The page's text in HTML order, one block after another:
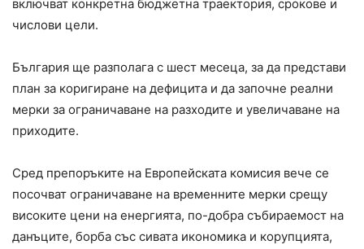
включват конкретна бюджетна траектория, срокове и
числови цели.
България ще разполага с шест месеца, за да представи
план за коригиране на дефицита и да започне реални
мерки за ограничаване на разходите и увеличаване на
приходите.
Сред препоръките на Европейската комисия вече се
посочват ограничаване на временните мерки срещу
високите цени на енергията, по-добра събираемост на
данъците, борба със сивата икономика и корупцията,